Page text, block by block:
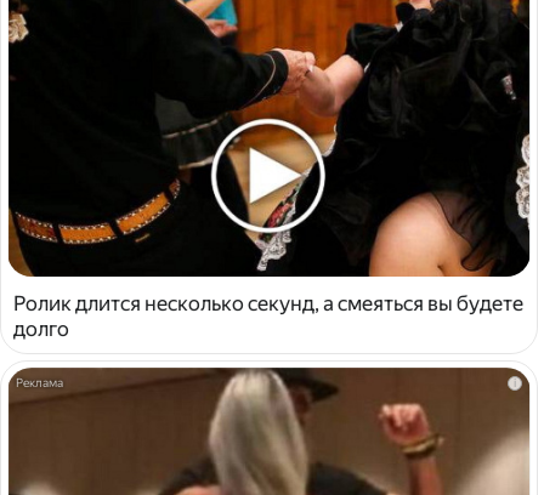
Ролик длится несколько секунд, а смеяться вы будете
долго
i